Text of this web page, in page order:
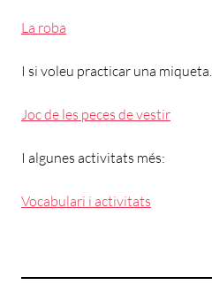
La roba
I si voleu practicar una miqueta…
Joc de les peces de vestir
I algunes activitats més:
Vocabulari i activitats